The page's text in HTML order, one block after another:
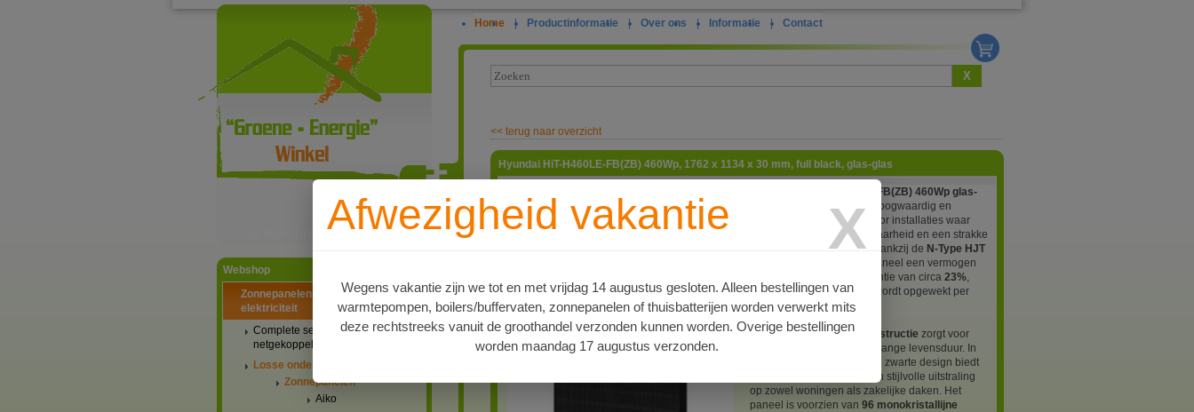
Ga naar productinformatie
Webshop
Zonnepanelen PV-systemen
elektriciteit
Complete setaanbiedingen
netgekoppeld
Losse onderdelen
Zonnepanelen
Aiko
Home | Productinformatie | Over ons | Informatie | Contact
X
Afwezigheid vakantie X
Wegens vakantie zijn we tot en met vrijdag 14 augustus gesloten. Alleen bestellingen van
warmtepompen, boilers/buffervaten, zonnepanelen of thuisbatterijen worden verwerkt mits
deze rechtstreeks vanuit de groothandel verzonden kunnen worden. Overige bestellingen
worden maandag 17 augustus verzonden.
<< terug naar overzicht
Hyundai HiT-H460LE-FB(ZB) 460Wp, 1762 x 1134 x 30 mm, full black, glas-glas
Hyundai HiT-H460LE-FB(ZB) 460Wp glas-
glas zonnepaneelis een hoogwaardig en
duurzaam zonnepaneel voor installaties waar
hoge opbrengst, betrouwbaarheid en een strakke
uitstraling belangrijk zijn. Dankzij de N-Type HJT
levert dit paneel een vermogen
met een efficiëntie van circa23%,
waardoor er veel energie wordt opgewekt per
vierkante meter.
De robuusteglas-glas constructie zorgt voor
extra bescherming en een lange levensduur. In
combinatie met het volledig zwarte design biedt
het paneel een moderne en stijlvolle uitstraling
op zowel woningen als zakelijke daken. Het
paneel is voorzien van96 monokristallijne